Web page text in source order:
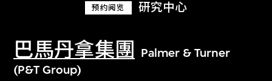
预约阅览 研究中心
巴馬丹拿集團
Palmer & Turner
(P&T Group)
探索世界顶级的二十及二十一世纪视觉
文化藏品。